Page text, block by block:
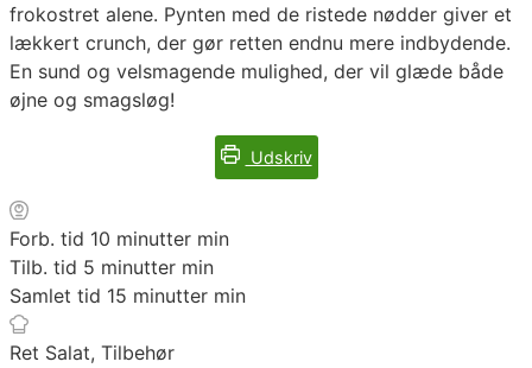
frokostret alene. Pynten med de ristede nødder giver et
lækkert crunch, der gør retten endnu mere indbydende.
En sund og velsmagende mulighed, der vil glæde både
øjne og smagsløg!
Udskriv
Forb. tid 10 minutter min
Tilb. tid 5 minutter min
Samlet tid 15 minutter min
Ret Salat, Tilbehør